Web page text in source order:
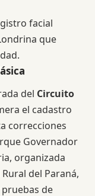
facial
que
del Circuito
el cadastro
correcciones
Governador
organizada
del Paraná,
de